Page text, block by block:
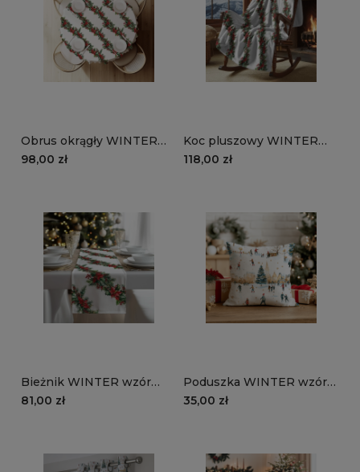
Obrus okrągły WINTER
wzór BN84 | Klasyczne
98,00 zł
Koc pluszowy WINTER
wzór BN84 | klasyczne
118,00 zł
Bieżnik WINTER wzór
BN84 | Klasyczne
81,00 zł
Poduszka WINTER wzór
BN88 | świąteczne
35,00 zł